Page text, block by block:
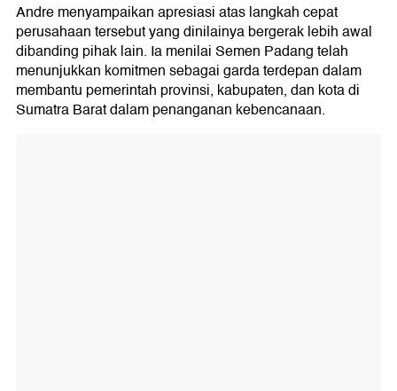
Andre menyampaikan apresiasi atas langkah cepat
perusahaan tersebut yang dinilainya bergerak lebih awal
dibanding pihak lain. Ia menilai Semen Padang telah
menunjukkan komitmen sebagai garda terdepan dalam
membantu pemerintah provinsi, kabupaten, dan kota di
Sumatra Barat dalam penanganan kebencanaan.